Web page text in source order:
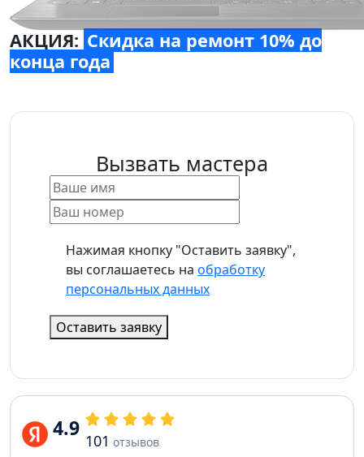
АКЦИЯ: Скидка на ремонт 10% до
конца года
Вызвать мастера
Нажимая кнопку "Оставить заявку",
вы соглашаетесь на обработку
персональных данных
Оставить заявку
4.9 101 отзывов